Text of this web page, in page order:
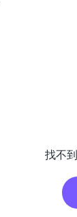
找不